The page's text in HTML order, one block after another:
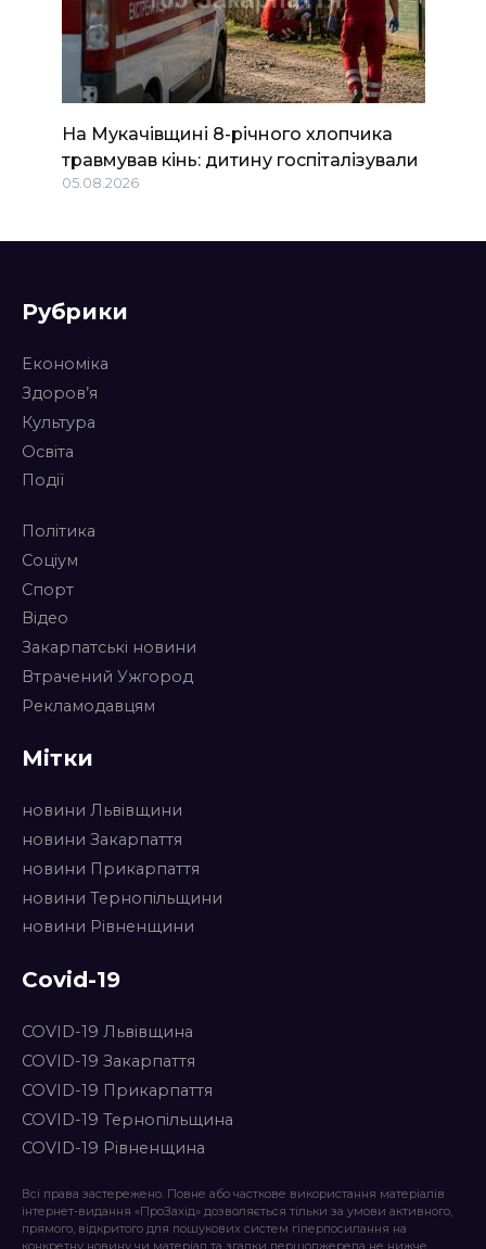
На Мукачівщині 8-річного хлопчика
травмував кінь: дитину госпіталізували
05.08.2026
Рубрики
Економіка
Здоров’я
Культура
Освіта
Події
Політика
Соціум
Спорт
Відео
Закарпатські новини
Втрачений Ужгород
Рекламодавцям
Мітки
новини Львівщини
новини Закарпаття
новини Прикарпаття
новини Тернопільщини
новини Рівненщини
Covid-19
COVID-19 Львівщина
COVID-19 Закарпаття
COVID-19 Прикарпаття
COVID-19 Тернопільщина
COVID-19 Рівненщина
Всі права застережено. Повне або часткове використання матеріалів
інтернет-видання «ПроЗахід» дозволяється тільки за умови активного,
прямого, відкритого для пошукових систем гіперпосилання на